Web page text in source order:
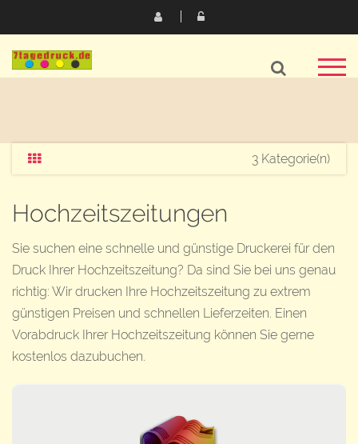
3 Kategorie(n)
Hochzeitszeitungen
Sie suchen eine schnelle und günstige Druckerei für den
Druck Ihrer Hochzeitszeitung? Da sind Sie bei uns genau
richtig: Wir drucken Ihre Hochzeitszeitung zu extrem
günstigen Preisen und schnellen Lieferzeiten. Einen
Vorabdruck Ihrer Hochzeitszeitung können Sie gerne
kostenlos dazubuchen.